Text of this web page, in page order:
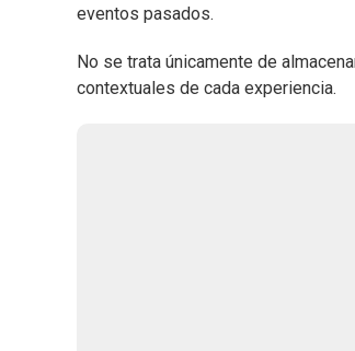
eventos pasados.
No se trata únicamente de
contextuales de cada experiencia.